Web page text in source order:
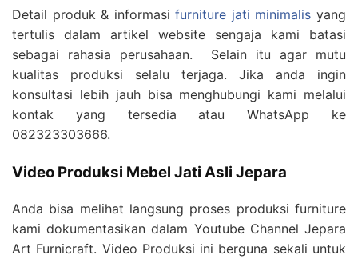
Detail produk & informasifurniture jati minimalis yang
tertulis dalam artikel website sengaja kami batasi
sebagai rahasia perusahaan. Selain itu agar mutu
kualitas produksi selalu terjaga. Jika anda ingin
konsultasi lebih jauh bisa menghubungi kami melalui
kontak yang tersedia atau WhatsApp ke
082323303666.
Video Produksi Mebel Jati Asli Jepara
Anda bisa melihat langsung proses produksi furniture
kami dokumentasikan dalam Youtube Channel Jepara
Art Furnicraft. Video Produksi ini berguna sekali untuk